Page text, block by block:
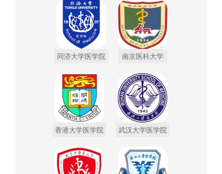
同济大学医学院 南京医科大学
香港大学医学院 武汉大学医学院